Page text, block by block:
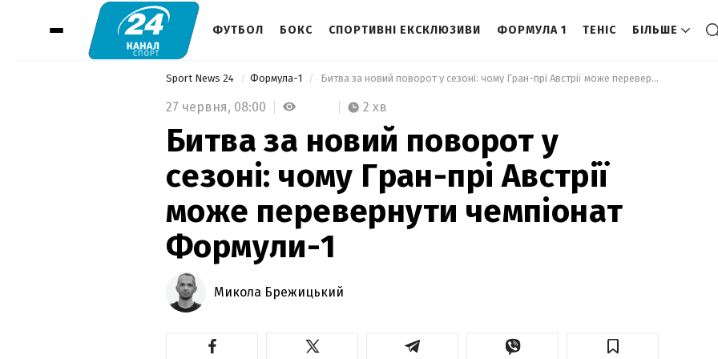
ФУТБОЛ БОКС СПОРТИВНІ ЕКСКЛЮЗИВИ ФОРМУЛА 1 ТЕНІС БІЛЬШЕ
Sport News 24 Формула-1 Битва за новий поворот у сезоні: чому Гран-прі Австрії може перевернути чемпіонат Формули-1
27 червня, 08:00 2 хв
Битва за новий поворот у
сезоні: чому Гран-прі Австрії
може перевернути чемпіонат
Формули-1
Микола Брежицький